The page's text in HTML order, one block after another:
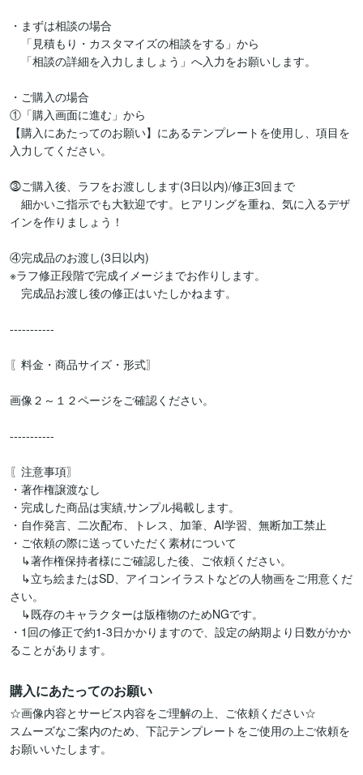
・まずは相談の場合
「見積もり・カスタマイズの相談をする」から
「相談の詳細を入力しましょう」へ入力をお願いします。
・ご購入の場合
①「購入画面に進む」から
【購入にあたってのお願い】にあるテンプレートを使用し、項目を
入力してください。
⓷ご購入後、ラフをお渡しします(3日以内)/修正3回まで
細かいご指示でも大歓迎です。ヒアリングを重ね、気に入るデザ
インを作りましょう！
④完成品のお渡し(3日以内)
※ラフ修正段階で完成イメージまでお作りします。
完成品お渡し後の修正はいたしかねます。
-----------
〖料金・商品サイズ・形式〗
画像２～１２ページをご確認ください。
-----------
〖注意事項〗
・著作権譲渡なし
・完成した商品は実績,サンプル掲載します。
・自作発言、二次配布、トレス、加筆、AI学習、無断加工禁止
・ご依頼の際に送っていただく素材について
↳著作権保持者様にご確認した後、ご依頼ください。
↳立ち絵またはSD、アイコンイラストなどの人物画をご用意くだ
さい。
↳既存のキャラクターは版権物のためNGです。
・1回の修正で約1‐3日かかりますので、設定の納期より日数がかか
ることがあります。
購入にあたってのお願い
☆画像内容とサービス内容をご理解の上、ご依頼ください☆
スムーズなご案内のため、下記テンプレートをご使用の上ご依頼を
お願いいたします。